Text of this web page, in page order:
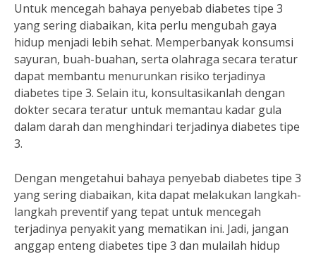
Untuk mencegah bahaya penyebab diabetes tipe 3
yang sering diabaikan, kita perlu mengubah gaya
hidup menjadi lebih sehat. Memperbanyak konsumsi
sayuran, buah-buahan, serta olahraga secara teratur
dapat membantu menurunkan risiko terjadinya
diabetes tipe 3. Selain itu, konsultasikanlah dengan
dokter secara teratur untuk memantau kadar gula
dalam darah dan menghindari terjadinya diabetes tipe
3.
Dengan mengetahui bahaya penyebab diabetes tipe 3
yang sering diabaikan, kita dapat melakukan langkah-
langkah preventif yang tepat untuk mencegah
terjadinya penyakit yang mematikan ini. Jadi, jangan
anggap enteng diabetes tipe 3 dan mulailah hidup